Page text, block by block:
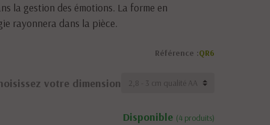
la gestion des émotions. La forme en
rayonnera dans la pièce.
Référence :QR6
votre dimension
Disponible (4 produits)